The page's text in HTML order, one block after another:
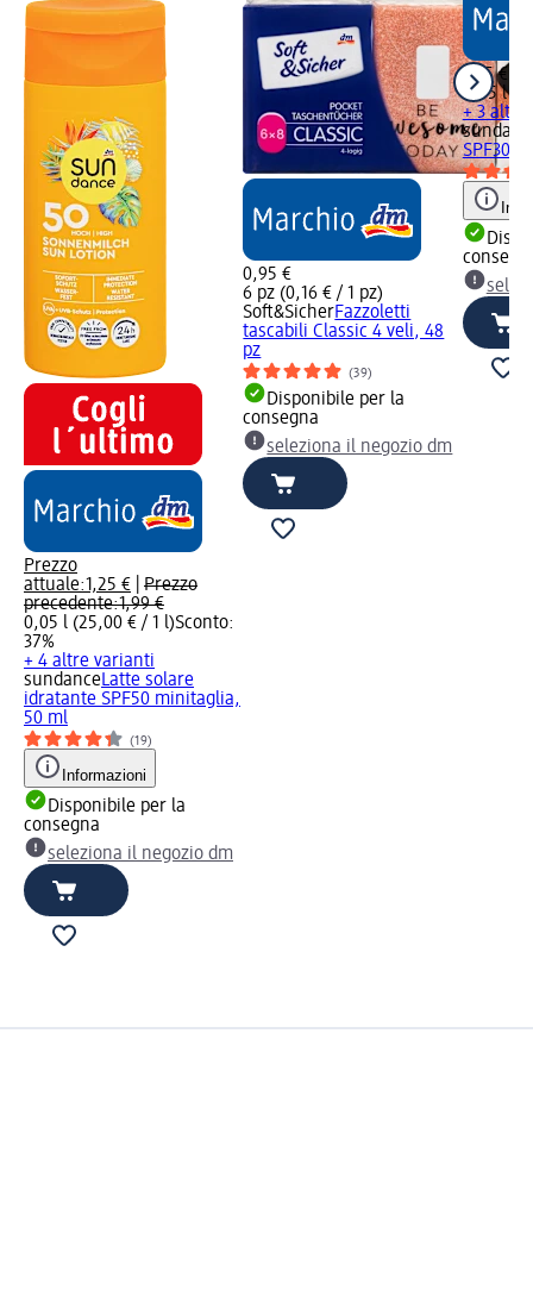
Prezzo
attuale:1,25 €
Prezzo
precedente:1,99 €
0,05 l (25,00 € / 1 l)Sconto:
37%
+ 4 altre varianti
sundanceLatte solare
idratante SPF50 minitaglia,
50 ml
(19)
Informazioni
Disponibile per la
consegna
seleziona il negozio dm
0,95 €
6 pz (0,16 € / 1 pz)
Soft&SicherFazzoletti
tascabili Classic 4 veli, 48
pz
(39)
Disponibile per la
consegna
seleziona il negozio dm
1,95 €
0,05 l
+ 3 altre
SPF30